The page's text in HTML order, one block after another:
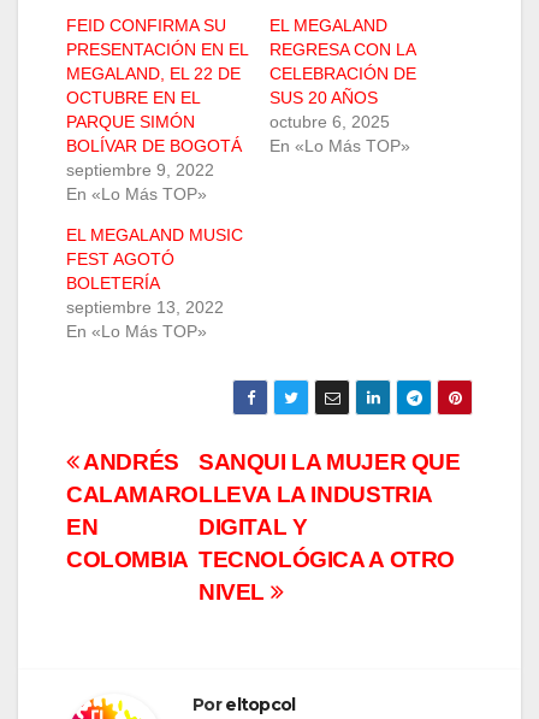
FEID CONFIRMA SU
PRESENTACIÓN EN EL
MEGALAND, EL 22 DE
OCTUBRE EN EL
PARQUE SIMÓN
BOLÍVAR DE BOGOTÁ
septiembre 9, 2022
En «Lo Más TOP»
EL MEGALAND
REGRESA CON LA
CELEBRACIÓN DE
SUS 20 AÑOS
octubre 6, 2025
En «Lo Más TOP»
EL MEGALAND MUSIC
FEST AGOTÓ
BOLETERÍA
septiembre 13, 2022
En «Lo Más TOP»
Navegación
de
entradas
SANQUI LA MUJER QUE
LLEVA LA INDUSTRIA
DIGITAL Y
TECNOLÓGICA A OTRO
NIVEL
ANDRÉS
CALAMARO
EN
COLOMBIA
Poreltopcol